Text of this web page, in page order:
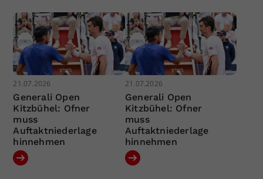
21.07.2026
Generali Open
Kitzbühel: Ofner
muss
Auftaktniederlage
hinnehmen
21.07.2026
Generali Open
Kitzbühel: Ofner
muss
Auftaktniederlage
hinnehmen